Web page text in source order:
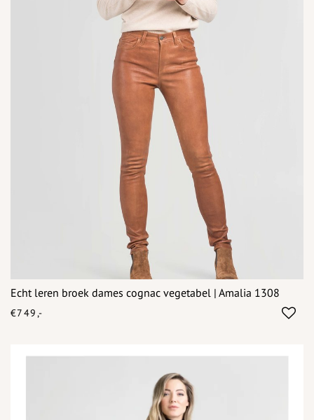
Echt leren broek dames cognac vegetabel | Amalia 1308
€749,-